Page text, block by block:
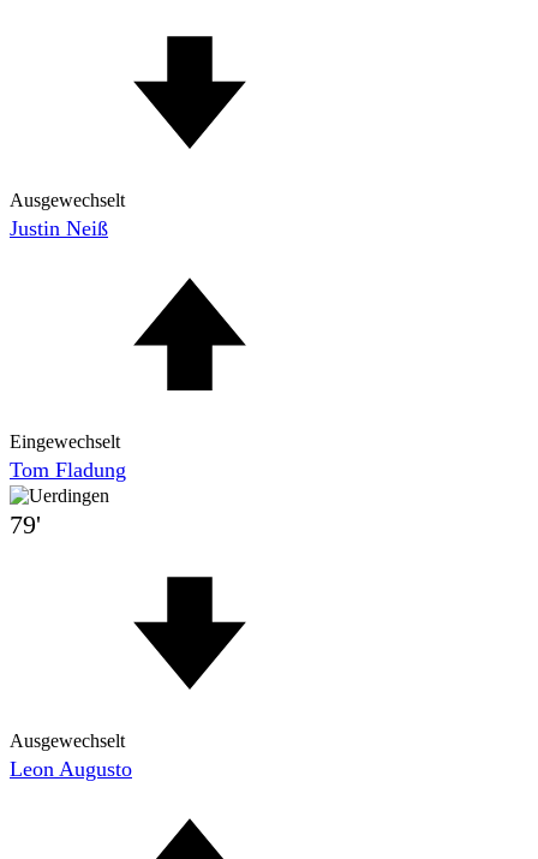
Ausgewechselt
Justin Neiß
Eingewechselt
Tom Fladung
79'
Ausgewechselt
Leon Augusto